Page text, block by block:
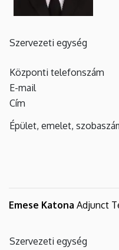
Szervezeti egység
Központi telefonszám
E-mail
Cím
Épület, emelet,
Emese Katona Adjunct
Szervezeti egység